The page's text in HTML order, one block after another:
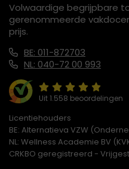
Volwaardige begrijpbare
gerenommeerde
prijs.
BE: 011-872703
NL: 040-72 00 993
Uit 1.558 beoordelingen
Licentiehouders
BE: Alternatieva VZW
NL: Wellness Academie BV
CRKBO geregistreerd -